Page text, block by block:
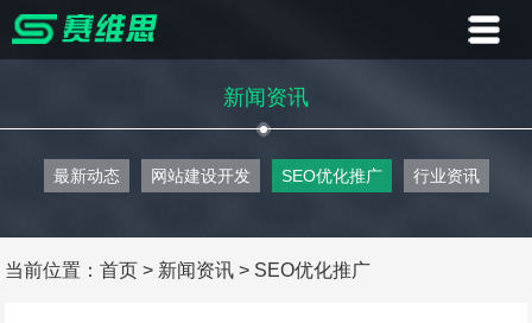
新闻资讯
最新动态 网站建设开发 SEO优化推广 行业资讯
当前位置：首页 > 新闻资讯 > SEO优化推广